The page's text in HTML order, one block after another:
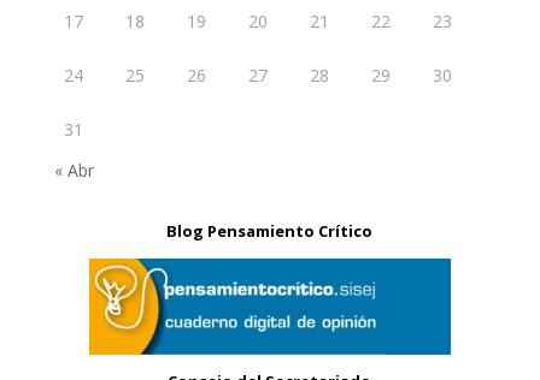
17 18 19 20 21 22 23
24 25 26 27 28 29 30
31
« Abr
Blog Pensamiento Crítico